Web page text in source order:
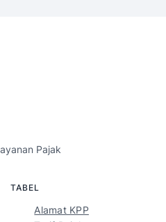
Pajak
TABEL
Alamat KPP